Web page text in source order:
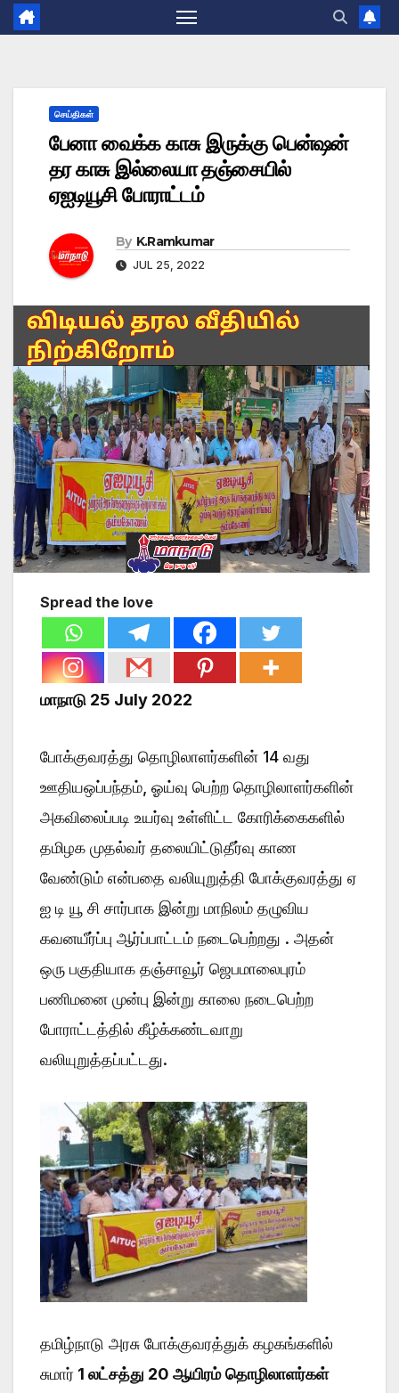
செய்திகள்
பேனா வைக்க காசு இருக்கு பென்ஷன்
தர காசு இல்லையா தஞ்சையில்
ஏஐடியூசி போராட்டம்
By K.Ramkumar
JUL 25, 2022
Spread the love
மாநாடு 25 July 2022
போக்குவரத்து தொழிலாளர்களின் 14 வது
ஊதியஒப்பந்தம், ஓய்வு பெற்ற தொழிலாளர்களின்
அகவிலைப்படி உயர்வு உள்ளிட்ட கோரிக்கைகளில்
தமிழக முதல்வர் தலையிட்டுதீர்வு காண
வேண்டும் என்பதை வலியுறுத்தி போக்குவரத்து ஏ
ஐ டி யூ சி சார்பாக இன்று மாநிலம் தழுவிய
கவனயீர்ப்பு ஆர்ப்பாட்டம் நடைபெற்றது . அதன்
ஒரு பகுதியாக தஞ்சாவூர் ஜெபமாலைபுரம்
பணிமனை முன்பு இன்று காலை நடைபெற்ற
போராட்டத்தில் கீழ்க்கண்டவாறு
வலியுறுத்தப்பட்டது.
தமிழ்நாடு அரசு போக்குவரத்துக் கழகங்களில்
சுமார் 1 லட்சத்து 20 ஆயிரம் தொழிலாளர்கள்